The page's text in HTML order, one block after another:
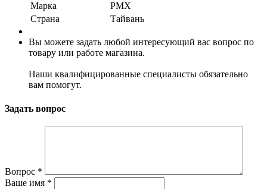
Марка
PMX
Страна
Тайвань
Вы можете задать любой интересующий вас вопрос по
товару или работе магазина.
Наши квалифицированные специалисты обязательно
вам помогут.
Задать вопрос
Вопрос *
Ваше имя *